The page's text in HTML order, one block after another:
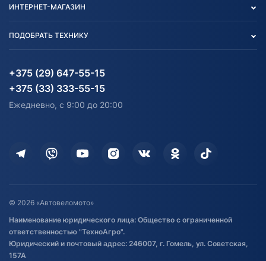
Блог
Карта сайта
Согласие на обработку
Информация до получения
согласия на обработку
Доставка
Дополнительные услуги
Оставить отзыв
Договор публичной оферты
Обработка файлов cookie
Постановка транспорта на учет
ИНТЕРНЕТ-МАГАЗИН
Агротехника
Водный транспорт
Электротранспорт
Здоровье
ПОДОБРАТЬ ТЕХНИКУ
Агротехника
Электротранспорт
+375 (29) 647-55-15
+375 (33) 333-55-15
Ежедневно, с 9:00 до 20:00
© 2026 «Автовеломото»
Наименование юридического лица: Общество с ограниченной
ответственностью "ТехноАгро".
Юридический и почтовый адрес: 246007, г. Гомель, ул. Советская,
157А